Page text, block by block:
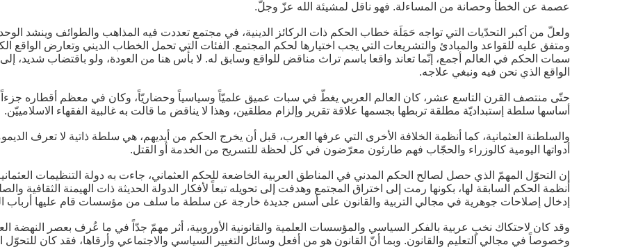
عصمة عن الخطأ وحصانة من المساءلة. فهو ناقل لمشيئة الله عزّ وجلّ.
ولعلّ من أكبر التحدّيات التي تواجه حَمَلَة خطاب الحكم ذات الركائز الدينية، في مجتمع تعددت فيه المذاهب والطوائف وينشد
ومتفق عليه للقواعد والمبادئ والتشريعات التي يجب اختيارها لحكم المجتمع. الفئات التي تحمل الخطاب الديني وتعارض الواقع
سمات الحكم في العالم أجمع، إنّما تعاند واقعا باسم تراث مناقض للواقع وسابق له. لا بأس هنا من العودة، ولو باقتضاب شديد،
الواقع الذي نحن فيه ونبغي علاجه.
حتّى منتصف القرن التاسع عشر، كان العالم العربي يغطّ في سبات عميق علميّاً وسياسياً وحضاريّاً، وكان في معظم أقطاره جزءاً
أساسها سلطة إستبداديّة مطلقة تربطها بجسمها علاقة تقرير وإلزام مطلقين، وهذا لا يناقض ما قالت به غالبية الفقهاء الاسلامييّن.
والسلطنة العثمانية، كما أنظمة الخلافة الأخرى التي عرفها العرب، قبل أن يخرج الحكم من أيديهم، هي سلطة ذاتية لا تعرف
أدواتها اليومية كالوزراء والحجّاب فهم طارئون معرّضون في كل لحظة للتسريح من الخدمة أو القتل.
إن التحوّل المهمّ الذي حصل لصالح الحكم المدني في المناطق العربية الخاضعة للحكم العثماني، جاءت به دولة التنظيمات
أنظمة الحكم السابقة لها، بكونها رمت إلى اختراق المجتمع وهدفت إلى تحويله تبعاً لأفكار الدولة الحديثة ذات الهيمنة الثقافية
إدخال إصلاحات جوهرية في مجالي التربية والقانون على أسس جديدة خارجة عن سلطة ما سلف من مؤسسات قام عليها أرباب
وقد كان لاحتكاك نخبٍ عربية بالفكر السياسي والمؤسسات العلمية والقانونية الأوروبية، أثر مهمّ جدّاً في ما عُرف بعصر النهضة
وخصوصاً في مجالي التعليم والقانون. وبما أنّ القانون هو من أفعل وسائل التغيير السياسي والاجتماعي وأرقاها، فقد كان للتحوّل